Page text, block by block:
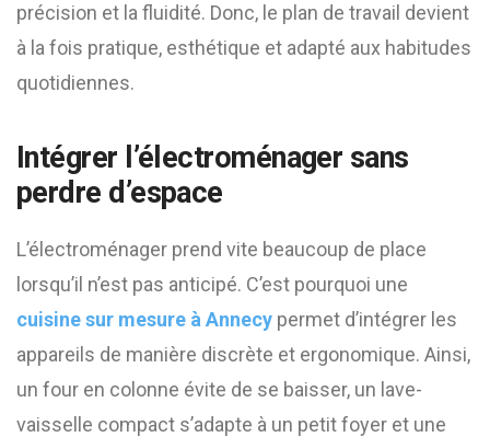
précision et la fluidité. Donc, le plan de travail devient
à la fois pratique, esthétique et adapté aux habitudes
quotidiennes.
Intégrer l’électroménager sans
perdre d’espace
L’électroménager prend vite beaucoup de place
lorsqu’il n’est pas anticipé. C’est pourquoi une
cuisine sur mesure à Annecy permet d’intégrer les
appareils de manière discrète et ergonomique. Ainsi,
un four en colonne évite de se baisser, un lave-
vaisselle compact s’adapte à un petit foyer et une